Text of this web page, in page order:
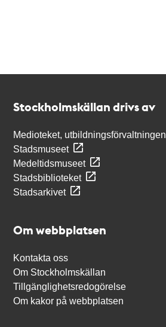
Stockholmskällan drivs av
Medioteket, utbildningsförvaltningen
Stadsmuseet
Medeltidsmuseet
Stadsbiblioteket
Stadsarkivet
Om webbplatsen
Kontakta oss
Om Stockholmskällan
Tillgänglighetsredogörelse
Om kakor på webbplatsen